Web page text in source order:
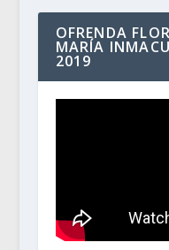
OFRENDA
MARÍA
2019